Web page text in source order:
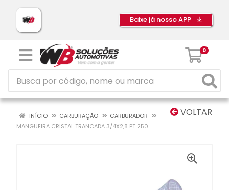
Baixe já nosso APP
0
VOLTAR
INÍCIO CARBURAÇÃO
CARBURADOR
MANGUEIRA CRISTAL TRANCADA 3/4X2,8 PT 250